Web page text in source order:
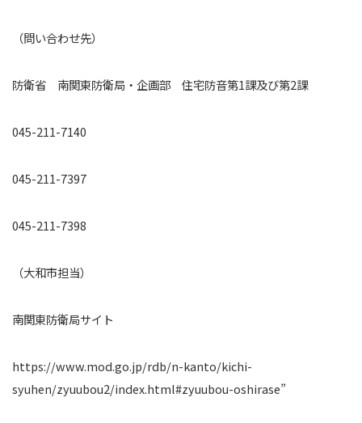
（問い合わせ先）
防衛省 南関東防衛局・企画部 住宅防音第1課及び第2課
045-211-7140
045-211-7397
045-211-7398
（大和市担当）
南関東防衛局サイト
https://www.mod.go.jp/rdb/n-kanto/kichi-
syuhen/zyuubou2/index.html#zyuubou-oshirase”